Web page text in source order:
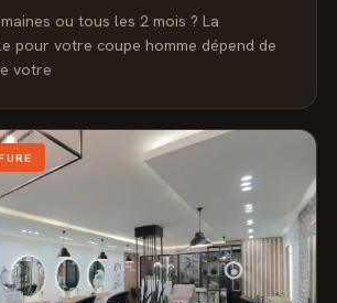
ou tous les 2 mois ? La
pour votre coupe homme dépend de
votre